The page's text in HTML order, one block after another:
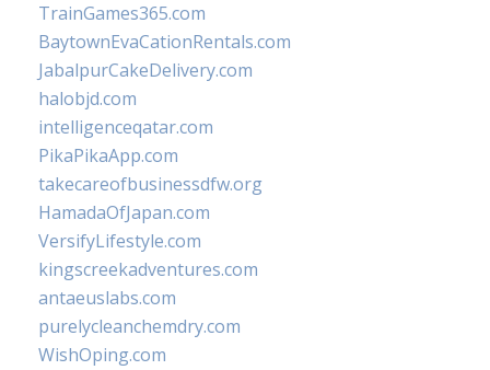
TrainGames365.com
BaytownEvaCationRentals.com
JabalpurCakeDelivery.com
halobjd.com
intelligenceqatar.com
PikaPikaApp.com
takecareofbusinessdfw.org
HamadaOfJapan.com
VersifyLifestyle.com
kingscreekadventures.com
antaeuslabs.com
purelycleanchemdry.com
WishOping.com